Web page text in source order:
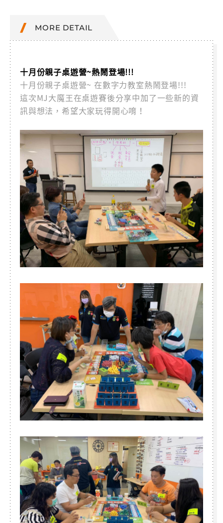
MORE DETAIL
十月份親子桌遊營~熱鬧登場!!!
十月份親子桌遊營~ 在數字力教室熱鬧登場!!!
這次MJ大魔王在桌遊賽後分享中加了一些新的資
訊與想法，希望大家玩得開心唷！